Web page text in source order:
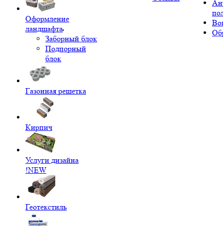
Оформление
ландшафта
Заборный блок
Подпорный
блок
Газонная решетка
Кирпич
Услуги дизайна
!NEW
Геотекстиль